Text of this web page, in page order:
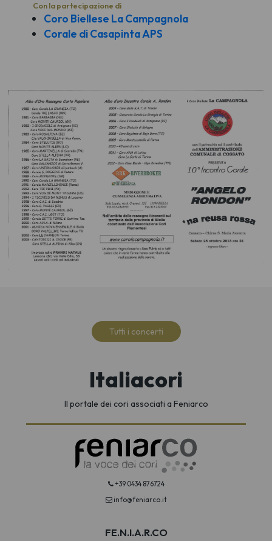
Con la partecipazione di
Coro Biellese La Campagnola
Corale di Casapinta APS
Tutti i concerti
Italiacori
Il portale dei cori associati a Feniarco
+39 0434 876724
info@feniarco.it
FE.N.I.A.R.CO